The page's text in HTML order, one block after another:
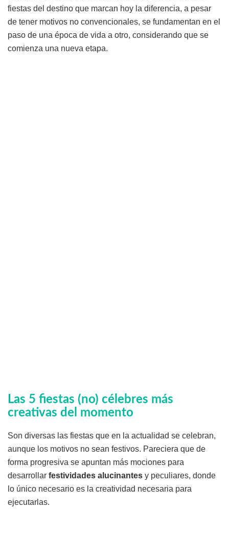
fiestas del destino que marcan hoy la diferencia, a pesar
de tener motivos no convencionales, se fundamentan en el
paso de una época de vida a otro, considerando que se
comienza una nueva etapa.
Las 5 fiestas (no) célebres más
creativas del momento
Son diversas las fiestas que en la actualidad se celebran,
aunque los motivos no sean festivos. Pareciera que de
forma progresiva se apuntan más mociones para
desarrollar festividades alucinantes y peculiares, donde
lo único necesario es la creatividad necesaria para
ejecutarlas.